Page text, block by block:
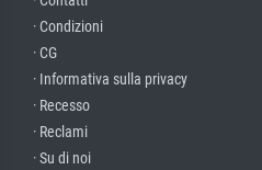
· Condizioni
· CG
· Informativa sulla privacy
· Recesso
· Reclami
· Su di noi